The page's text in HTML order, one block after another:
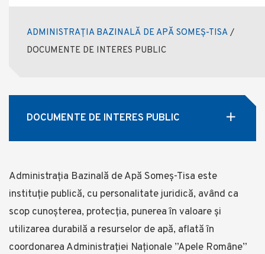
ADMINISTRAȚIA BAZINALĂ DE APĂ SOMEȘ-TISA /
DOCUMENTE DE INTERES PUBLIC
DOCUMENTE DE INTERES PUBLIC
Administrația Bazinală de Apă Someş-Tisa este
instituţie publică, cu personalitate juridică, având ca
scop cunoşterea, protecţia, punerea în valoare şi
utilizarea durabilă a resurselor de apă, aflată în
coordonarea Administraţiei Naționale ”Apele Române”